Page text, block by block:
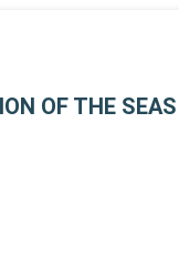
OF THE SEAS